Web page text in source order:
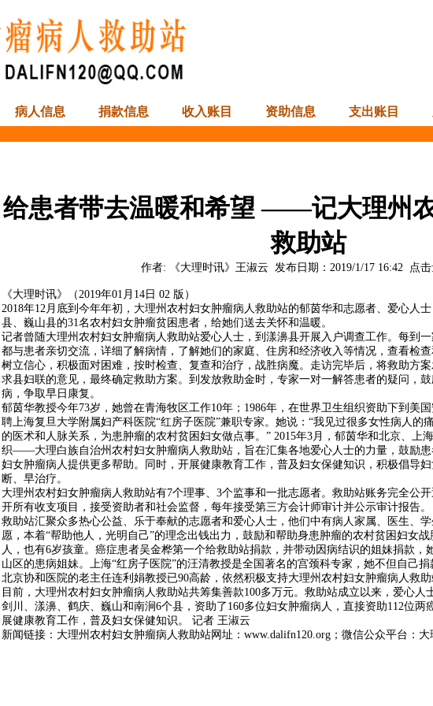
病人信息 捐款信息 收入账目 资助信息 支出账目
给患者带去温暖和希望 ——记大理州
救助站
作者: 《大理时讯》王淑云 发布日期： 2019/1/17 16:42 点击
《大理时讯》（2019年01月14日 02 版）
2018年12月底到今年年初，大理州农村妇女肿瘤病人救助站的郁茵华和志愿者、爱心人
县、巍山县的31名农村妇女肿瘤贫困患者，给她们送去关怀和温暖。
记者曾随大理州农村妇女肿瘤病人救助站爱心人士，到漾濞县开展入户调查工作。每到
都与患者亲切交流，详细了解病情，了解她们的家庭、住房和经济收入等情况，查看检
树立信心，积极面对困难，按时检查、复查和治疗，战胜病魔。走访完毕后，将救助方
求县妇联的意见，最终确定救助方案。到发放救助金时，专家一对一解答患者的疑问，
病，争取早日康复。
郁茵华教授今年73岁，她曾在青海牧区工作10年；1986年，在世界卫生组织资助下到美
聘上海复旦大学附属妇产科医院“红房子医院”兼职专家。她说：“我见过很多女性病人的
的医术和人脉关系，为患肿瘤的农村贫困妇女做点事。” 2015年3月，郁茵华和北京、上
织——大理白族自治州农村妇女肿瘤病人救助站，旨在汇集各地爱心人士的力量，鼓励患
妇女肿瘤病人提供更多帮助。同时，开展健康教育工作，普及妇女保健知识，积极倡导
断、早治疗。
大理州农村妇女肿瘤病人救助站有7个理事、3个监事和一批志愿者。救助站账务完全公
开所有收支项目，接受资助者和社会监督，每年接受第三方会计师审计并公示审计报告。
救助站汇聚众多热心公益、乐于奉献的志愿者和爱心人士，他们中有病人家属、医生、
愿，本着“帮助他人，光明自己”的理念出钱出力，鼓励和帮助身患肿瘤的农村贫困妇女
人，也有6岁孩童。癌症患者吴金桦第一个给救助站捐款，并带动因病结识的姐妹捐款，
山区的患病姐妹。上海“红房子医院”的汪清教授是全国著名的宫颈科专家，她不但自己捐
北京协和医院的老主任连利娟教授已90高龄，依然积极支持大理州农村妇女肿瘤病人救助
目前，大理州农村妇女肿瘤病人救助站共筹集善款100多万元。救助站成立以来，爱心人
剑川、漾濞、鹤庆、巍山和南涧6个县，资助了160多位妇女肿瘤病人，直接资助112位
展健康教育工作，普及妇女保健知识。 记者 王淑云
新闻链接：大理州农村妇女肿瘤病人救助站网址：www.dalifn120.org；微信公众平台：大